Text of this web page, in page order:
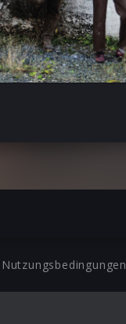
Nutzungsbedingungen